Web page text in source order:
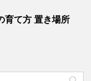
育て方 置き場所